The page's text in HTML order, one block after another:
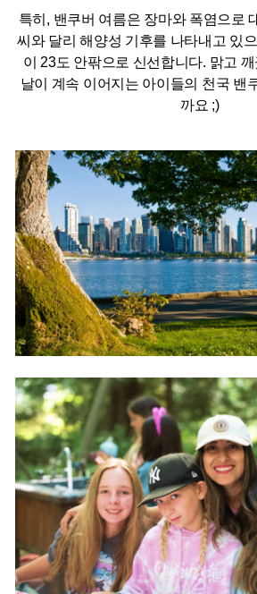
특히, 밴쿠버 여름은 장마와 폭염으로
씨와 달리 해양성 기후를 나타내고 있
이 23도 안팎으로 신선합니다. 맑고
날이 계속 이어지는 아이들의 천국 밴
까요 ;)